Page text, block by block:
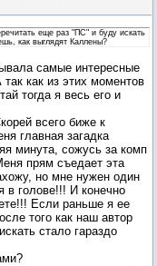
еще раз "ПС" и буду искать
как выглядят Каллены?
самые интересные
как из этих моментов
тогда я весь его и
всего биже к
главная загадка
минута, сожусь за комп
прям съедает эта
но мне нужен один
в голове!!! И конечно
Если раньше я ее
того как наш автор
стало гараздо